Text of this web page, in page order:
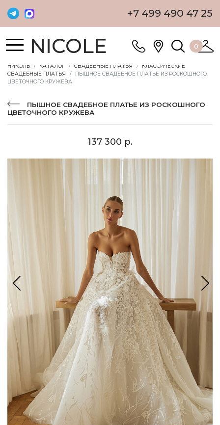
+7 499 490 47 25
NICOLE 0
НИКОЛЬ КАТАЛОГ СВАДЕБНЫЕ ПЛАТЬЯ
КЛАССИЧЕСКИЕ
СВАДЕБНЫЕ ПЛАТЬЯ
ПЫШНОЕ СВАДЕБНОЕ ПЛАТЬЕ ИЗ РОСКОШНОГО
ЦВЕТОЧНОГО КРУЖЕВА
ПЫШНОЕ СВАДЕБНОЕ ПЛАТЬЕ ИЗ РОСКОШНОГО
ЦВЕТОЧНОГО КРУЖЕВА
137 300 р.